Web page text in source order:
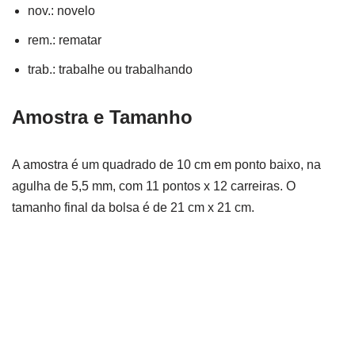
nov.: novelo
rem.: rematar
trab.: trabalhe ou trabalhando
Amostra e Tamanho
A amostra é um quadrado de 10 cm em ponto baixo, na
agulha de 5,5 mm, com 11 pontos x 12 carreiras. O
tamanho final da bolsa é de 21 cm x 21 cm.